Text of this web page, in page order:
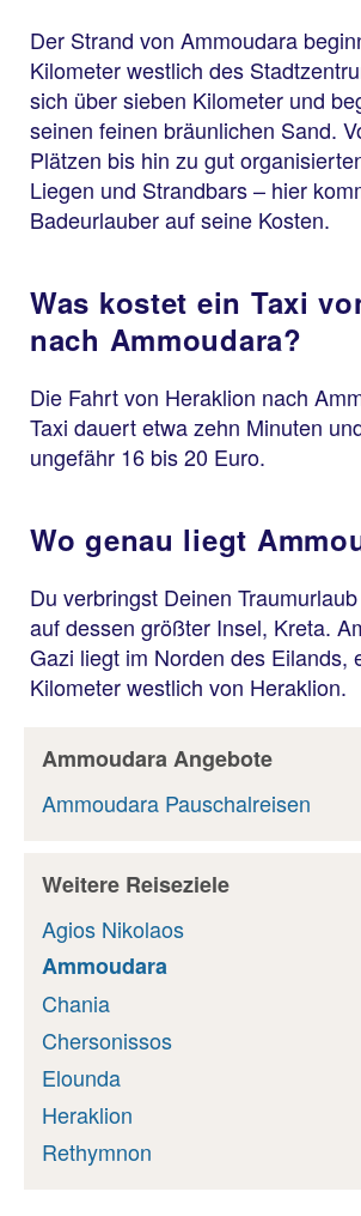
Der Strand von Ammoudara
Kilometer westlich des
sich über sieben Kilometer und
seinen feinen bräunlichen Sand.
Plätzen bis hin zu gut
Liegen und Strandbars – hier
Badeurlauber auf seine Kosten.
Was kostet ein Taxi
nach Ammoudara?
Die Fahrt von Heraklion nach
Taxi dauert etwa zehn Minuten
ungefähr 16 bis 20 Euro.
Wo genau liegt
Du verbringst Deinen
auf dessen größter Insel, Kreta.
Gazi liegt im Norden des Eilands,
Kilometer westlich von Heraklion.
Ammoudara Angebote
Ammoudara Pauschalreisen
Weitere Reiseziele
Agios Nikolaos
Ammoudara
Chania
Chersonissos
Elounda
Heraklion
Rethymnon